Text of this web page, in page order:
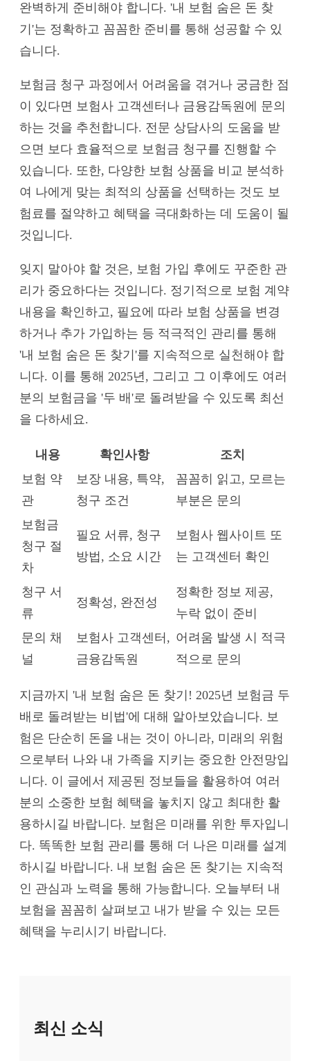
완벽하게 준비해야 합니다. '내 보험 숨은 돈 찾
기'는 정확하고 꼼꼼한 준비를 통해 성공할 수 있
습니다.
보험금 청구 과정에서 어려움을 겪거나 궁금한 점
이 있다면 보험사 고객센터나 금융감독원에 문의
하는 것을 추천합니다. 전문 상담사의 도움을 받
으면 보다 효율적으로 보험금 청구를 진행할 수
있습니다. 또한, 다양한 보험 상품을 비교 분석하
여 나에게 맞는 최적의 상품을 선택하는 것도 보
험료를 절약하고 혜택을 극대화하는 데 도움이 될
것입니다.
잊지 말아야 할 것은, 보험 가입 후에도 꾸준한 관
리가 중요하다는 것입니다. 정기적으로 보험 계약
내용을 확인하고, 필요에 따라 보험 상품을 변경
하거나 추가 가입하는 등 적극적인 관리를 통해
'내 보험 숨은 돈 찾기'를 지속적으로 실천해야 합
니다. 이를 통해 2025년, 그리고 그 이후에도 여러
분의 보험금을 '두 배'로 돌려받을 수 있도록 최선
을 다하세요.
내용 확인사항
조치
보험 약
관
보장 내용, 특약,
청구 조건
꼼꼼히 읽고, 모르는
부분은 문의
보험금
청구 절
차
필요 서류, 청구
방법, 소요 시간
보험사 웹사이트 또
는 고객센터 확인
청구 서
류
정확성, 완전성
정확한 정보 제공,
누락 없이 준비
문의 채
널
보험사 고객센터,
금융감독원
어려움 발생 시 적극
적으로 문의
지금까지 '내 보험 숨은 돈 찾기! 2025년 보험금 두
배로 돌려받는 비법'에 대해 알아보았습니다. 보
험은 단순히 돈을 내는 것이 아니라, 미래의 위험
으로부터 나와 내 가족을 지키는 중요한 안전망입
니다. 이 글에서 제공된 정보들을 활용하여 여러
분의 소중한 보험 혜택을 놓치지 않고 최대한 활
용하시길 바랍니다. 보험은 미래를 위한 투자입니
다. 똑똑한 보험 관리를 통해 더 나은 미래를 설계
하시길 바랍니다. 내 보험 숨은 돈 찾기는 지속적
인 관심과 노력을 통해 가능합니다. 오늘부터 내
보험을 꼼꼼히 살펴보고 내가 받을 수 있는 모든
혜택을 누리시기 바랍니다.
최신 소식